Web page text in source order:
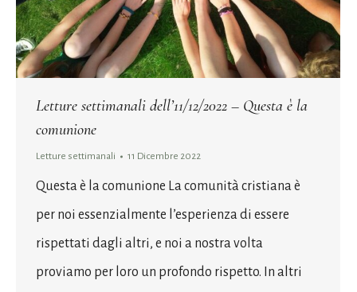
Letture settimanali dell’11/12/2022 – Questa è la
comunione
Letture settimanali 11 Dicembre 2022
Questa è la comunione La comunità cristiana è
per noi essenzialmente l’esperienza di essere
rispettati dagli altri, e noi a nostra volta
proviamo per loro un profondo rispetto. In altri